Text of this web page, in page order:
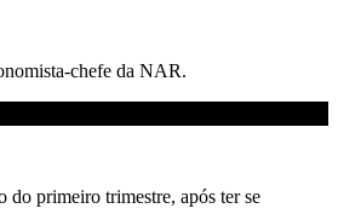
chefe da NAR.
do primeiro trimestre, após ter se